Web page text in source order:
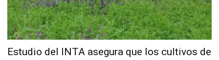
Estudio del INTA asegura que los cultivos de